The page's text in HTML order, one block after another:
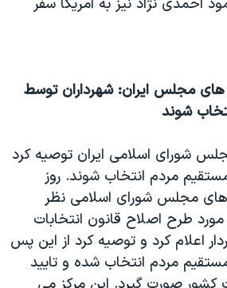
چین
احمدی نژاد نيز به آمريکا سفر
مجلس ايران: شهرداران توسط
شوند
شورای اسلامی ايران توصيه کرد
مردم انتخاب شوند. روز
مجلس شورای اسلامی نظر
طرح اصلاح قانون انتخابات
اعلام کرد و توصيه کرد از اين پس
مردم انتخاب شده و تاييد